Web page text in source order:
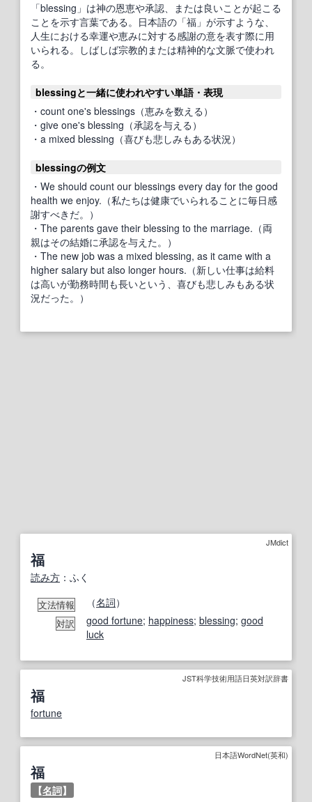
「blessing」は神の恩恵や承認、または良いことが起こる
ことを示す言葉である。日本語の「福」が示すような、
人生における幸運や恵みに対する感謝の意を表す際に用
いられる。しばしば宗教的または精神的な文脈で使われ
る。
blessingと一緒に使われやすい単語・表現
・count one's blessings（恵みを数える）
・give one's blessing（承認を与える）
・a mixed blessing（喜びも悲しみもある状況）
blessingの例文
・We should count our blessings every day for the good
health we enjoy.（私たちは健康でいられることに毎日感
謝すべきだ。）
・The parents gave their blessing to the marriage.（両
親はその結婚に承認を与えた。）
・The new job was a mixed blessing, as it came with a
higher salary but also longer hours.（新しい仕事は給料
は高いが勤務時間も長いという、喜びも悲しみもある状
況だった。）
JMdict
福
読み方 ：ふく
文法情報 （名詞）
対訳 good fortune; happiness; blessing; good
luck
JST科学技術用語日英対訳辞書
福
fortune
日本語WordNet(英和)
福
【名詞】